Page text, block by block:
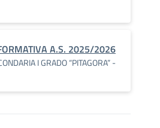
A.S. 2025/2026
I GRADO “PITAGORA” -